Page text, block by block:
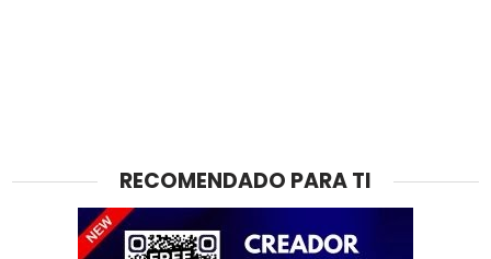
RECOMENDADO PARA TI